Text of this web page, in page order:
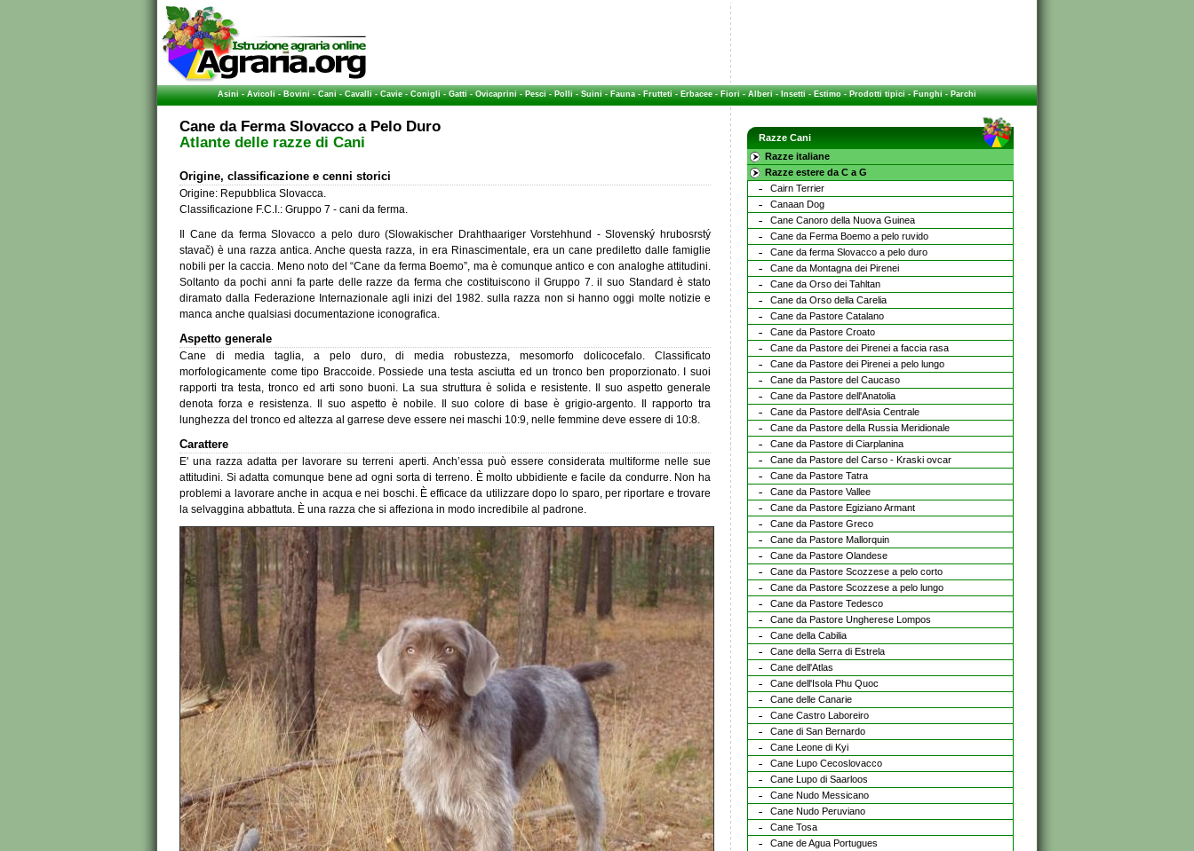
Asini-Avicoli-Bovini-Cani-Cavalli-Cavie-Conigli-Gatti-Ovicaprini-Pesci-Polli-Suini-Fauna-Frutteti-Erbacee-Fiori-Alberi-Insetti-Estimo-Prodotti tipici-Funghi-Parchi
Cane da Ferma Slovacco a Pelo Duro
Atlante delle razze di Cani
Origine, classificazione e cenni storici
Origine: Repubblica Slovacca.
Classificazione F.C.I.: Gruppo 7 - cani da ferma.
Il Cane da ferma Slovacco a pelo duro (Slowakischer Drahthaariger Vorstehhund - Slovenský hrubosrstý
stavač) è una razza antica. Anche questa razza, in era Rinascimentale, era un cane prediletto dalle famiglie
nobili per la caccia. Meno noto del “Cane da ferma Boemo”, ma è comunque antico e con analoghe attitudini.
Soltanto da pochi anni fa parte delle razze da ferma che costituiscono il Gruppo 7. il suo Standard è stato
diramato dalla Federazione Internazionale agli inizi del 1982. sulla razza non si hanno oggi molte notizie e
manca anche qualsiasi documentazione iconografica.
Aspetto generale
Cane di media taglia, a pelo duro, di media robustezza, mesomorfo dolicocefalo. Classificato
morfologicamente come tipo Braccoide. Possiede una testa asciutta ed un tronco ben proporzionato. I suoi
rapporti tra testa, tronco ed arti sono buoni. La sua struttura è solida e resistente. Il suo aspetto generale
denota forza e resistenza. Il suo aspetto è nobile. Il suo colore di base è grigio-argento. Il rapporto tra
lunghezza del tronco ed altezza al garrese deve essere nei maschi 10:9, nelle femmine deve essere di 10:8.
Carattere
E' una razza adatta per lavorare su terreni aperti. Anch’essa può essere considerata multiforme nelle sue
attitudini. Si adatta comunque bene ad ogni sorta di terreno. È molto ubbidiente e facile da condurre. Non ha
problemi a lavorare anche in acqua e nei boschi. È efficace da utilizzare dopo lo sparo, per riportare e trovare
la selvaggina abbattuta. È una razza che si affeziona in modo incredibile al padrone.
Razze Cani
Razze italiane
Razze estere da C a G
Cairn Terrier
Canaan Dog
Cane Canoro della Nuova Guinea
Cane da Ferma Boemo a pelo ruvido
Cane da ferma Slovacco a pelo duro
Cane da Montagna dei Pirenei
Cane da Orso dei Tahltan
Cane da Orso della Carelia
Cane da Pastore Catalano
Cane da Pastore Croato
Cane da Pastore dei Pirenei a faccia rasa
Cane da Pastore dei Pirenei a pelo lungo
Cane da Pastore del Caucaso
Cane da Pastore dell'Anatolia
Cane da Pastore dell'Asia Centrale
Cane da Pastore della Russia Meridionale
Cane da Pastore di Ciarplanina
Cane da Pastore del Carso - Kraski ovcar
Cane da Pastore Tatra
Cane da Pastore Vallee
Cane da Pastore Egiziano Armant
Cane da Pastore Greco
Cane da Pastore Mallorquin
Cane da Pastore Olandese
Cane da Pastore Scozzese a pelo corto
Cane da Pastore Scozzese a pelo lungo
Cane da Pastore Tedesco
Cane da Pastore Ungherese Lompos
Cane della Cabilia
Cane della Serra di Estrela
Cane dell'Atlas
Cane dell'Isola Phu Quoc
Cane delle Canarie
Cane Castro Laboreiro
Cane di San Bernardo
Cane Leone di Kyi
Cane Lupo Cecoslovacco
Cane Lupo di Saarloos
Cane Nudo Messicano
Cane Nudo Peruviano
Cane Tosa
Cane de Agua Portugues